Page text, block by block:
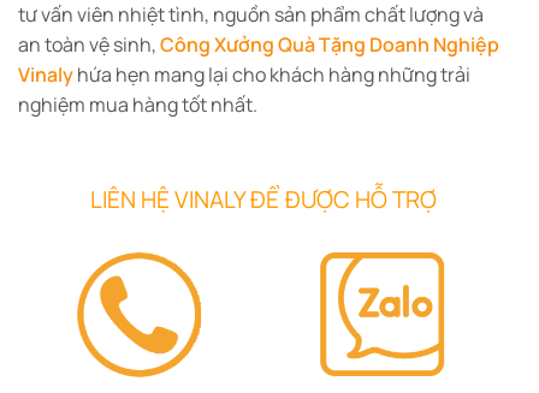
tư vấn viên nhiệt tình, nguồn sản phẩm chất lượng và
an toàn vệ sinh,Công Xưởng Quà Tặng Doanh Nghiệp
Vinalyhứa hẹn mang lại cho khách hàng những trải
nghiệm mua hàng tốt nhất.
LIÊN HỆ VINALY ĐỂ ĐƯỢC HỖ TRỢ